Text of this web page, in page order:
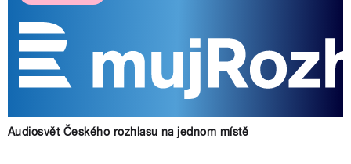
Audiosvět Českého rozhlasu na jednom místě